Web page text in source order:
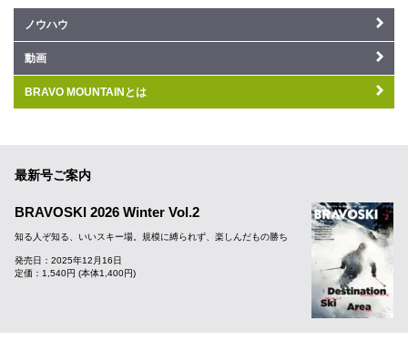
ノウハウ
動画
BRAVO MOUNTAINとは
最新号ご案内
BRAVOSKI 2026 Winter Vol.2
知る人ぞ知る、いいスキー場。規模に縛られず、楽しんだもの勝ち
発売日：2025年12月16日
定価：1,540円 (本体1,400円)